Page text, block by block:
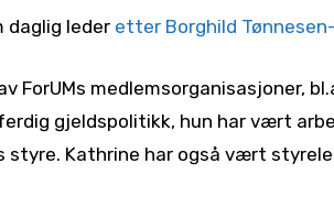
daglig leder etter Borghild
ForUMs medlemsorganisasjoner,
gjeldspolitikk, hun har vært
styre. Kathrine har også vært